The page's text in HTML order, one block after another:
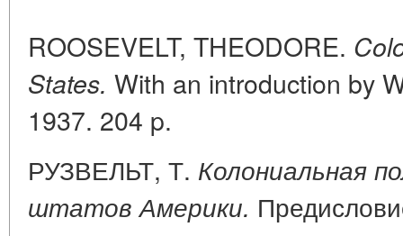
ROOSEVELT, THEODORE.
States. With an introduction by
1937. 204 p.
РУЗВЕЛЬТ, Т. Колониальная
штатов Америки.